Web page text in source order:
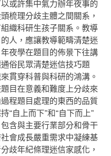
或許集中氣力辦年夜事的
梳理分歧主體之間關系，
織科研生孩子關系。教導
人，應讓教導範疇清楚迷
夜學在題目的佈景下往講
俗民眾清楚迷信技巧題
貫穿科普與科研的鴻溝。
目在意義和難度上分歧來
程題目處理的東西的品質
“自上而下”和“自下而上”
含與主要行業部分和骨干
會成長嚴重需求中凝練基
歧年紀條理迷信家感化，